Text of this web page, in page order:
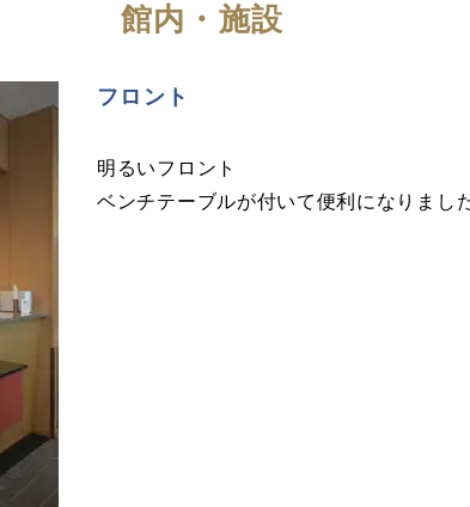
館内・施設
フロント
明るいフロント
ベンチテーブルが付いて便利になりまし